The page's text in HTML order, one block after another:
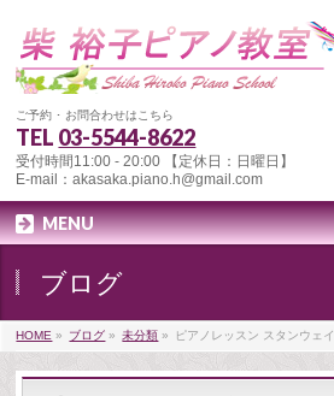
ご予約 ･ お問合わせはこちら
TEL 03-5544-8622
受付時間11:00 - 20:00 【定休日：日曜日】
E-mail：akasaka.piano.h@gmail.com
MENU
ブログ
HOME » ブログ » 未分類 » ピアノレッスン スタンウェイ